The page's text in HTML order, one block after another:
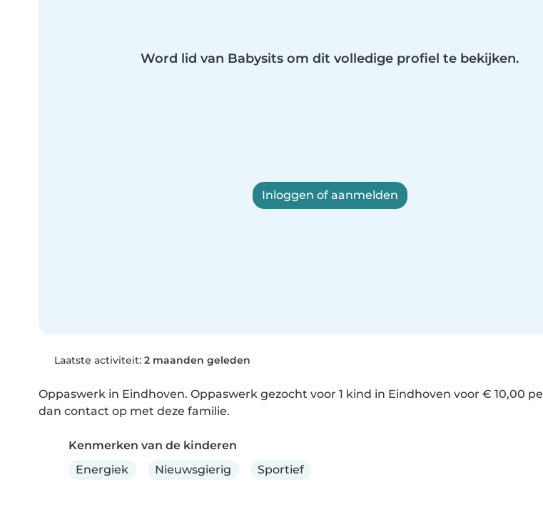
Word lid van Babysits om dit volledige profiel te bekijken.
Inloggen of aanmelden
Laatste activiteit: 2 maanden geleden
Oppaswerk in Eindhoven. Oppaswerk gezocht voor 1 kind in Eindhoven voor € 10,00
dan contact op met deze familie.
Kenmerken van de kinderen
Energiek
Nieuwsgierig Sportief